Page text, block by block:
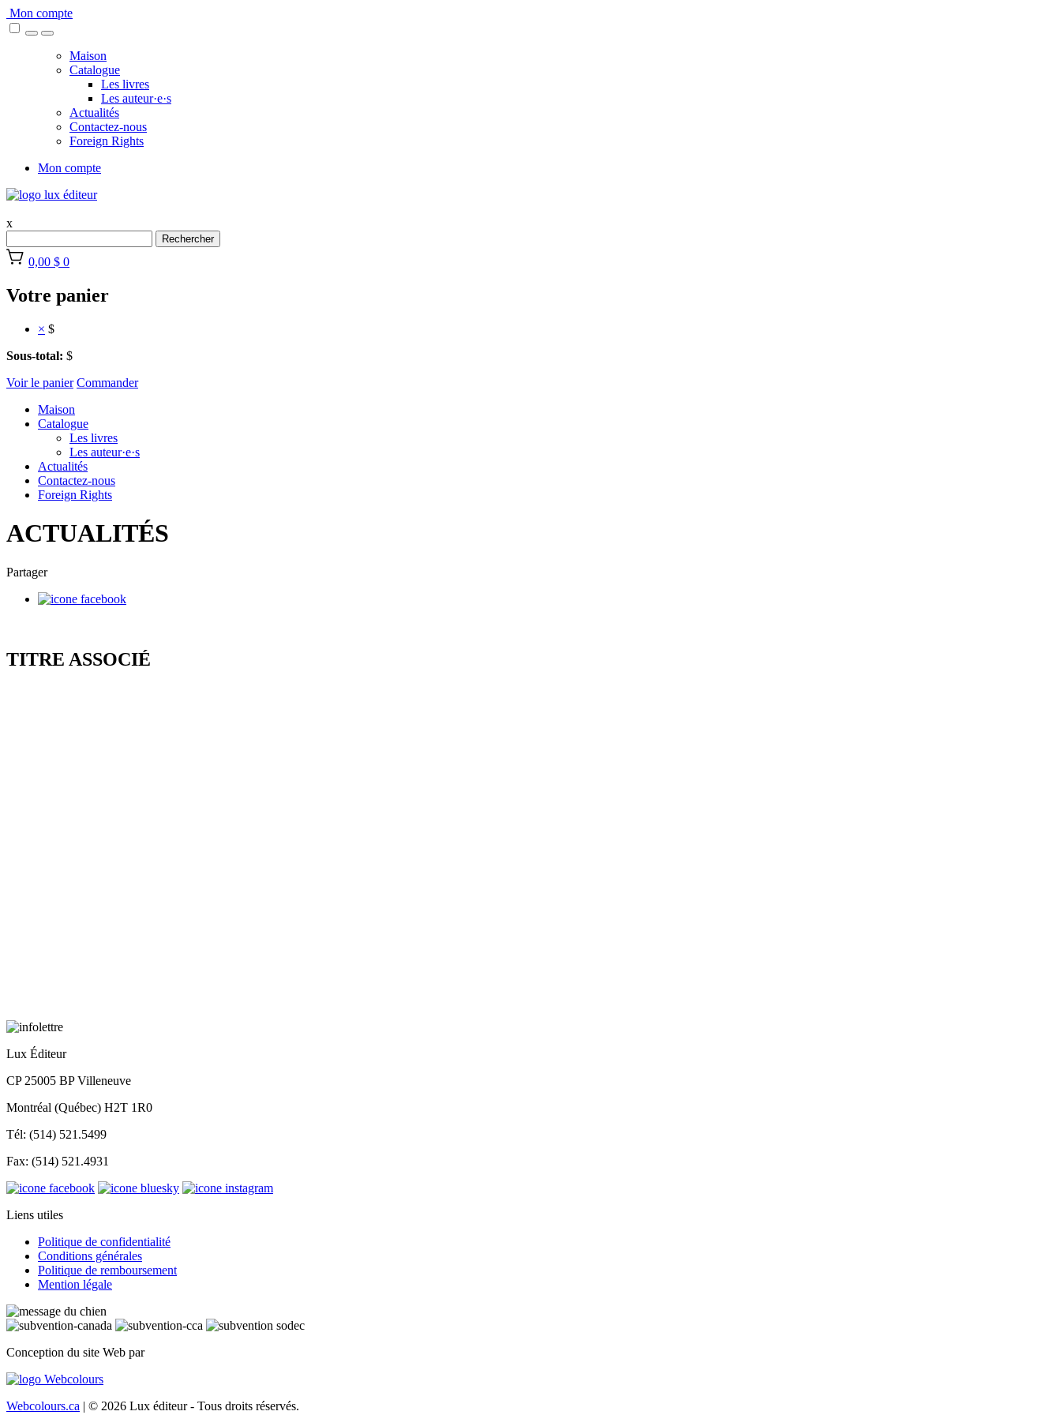
Skip
to
Mon compte
Maison
Catalogue
Les livres
Les auteur·e·s
Actualités
Contactez-nous
Foreign Rights
Mon compte
x
Rechercher
0,00 $ 0
Votre panier
× $
Sous-total: $
Voir le panier Commander
Maison
Catalogue
Les livres
Les auteur·e·s
Actualités
Contactez-nous
Foreign Rights
ACTUALITÉS
Partager
TITRE ASSOCIÉ
Lux Éditeur
CP 25005 BP Villeneuve
Montréal (Québec) H2T 1R0
Tél: (514) 521.5499
Fax: (514) 521.4931
Liens utiles
Politique de confidentialité
Conditions générales
Politique de remboursement
Mention légale
Conception du site Web par
Webcolours.ca | © 2026 Lux éditeur - Tous droits réservés.